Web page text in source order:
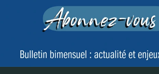
Accès aux origines : l’anonymat
des donneurs de gamètes prévu
par la loi belge jugé